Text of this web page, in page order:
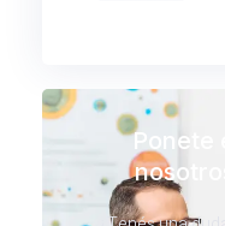
Ponete